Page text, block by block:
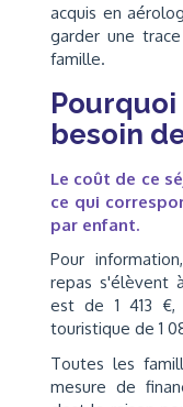
acquis en
garder une
famille.
besoin
Le coût de ce
ce qui
par enfant.
Pour
repas s'élèvent
est de 1 413
touristique de 1
Toutes les
mesure de